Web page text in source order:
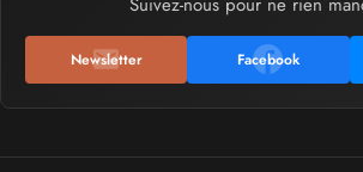
Newsletter Facebook